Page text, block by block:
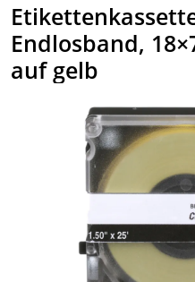
Endlosband,
auf gelb